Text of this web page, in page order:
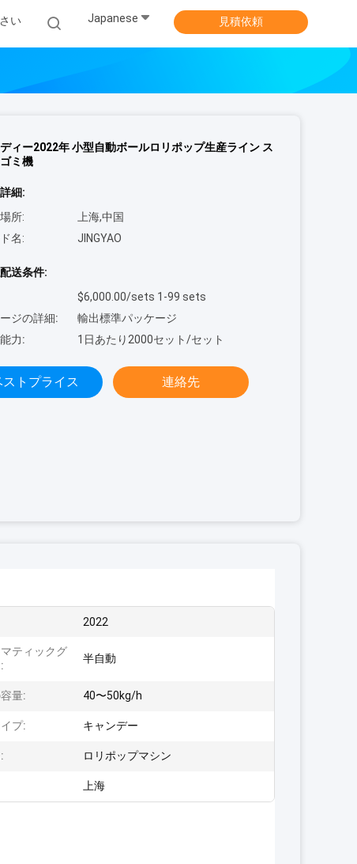
い Japanese 見積依頼
ィー2022年 小型自動ボールロリポップ生産ライン ス
ミ機
細:
所:
上海,中国
名:
JINGYAO
送条件:
$6,000.00/sets 1-99 sets
ジの詳細:
輸出標準パッケージ
力:
1日あたり2000セット/セット
ストプライス 連絡先
2022
ティックグ
半自動
量: 40〜50kg/h
プ: キャンデー
ロリポップマシン
上海